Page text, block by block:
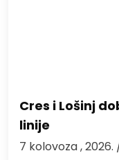
Cres i Lošinj
linije
7 kolovoza , 2026.